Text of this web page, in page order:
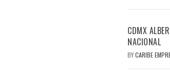
CDMX
NACIONAL
BYCARIBE